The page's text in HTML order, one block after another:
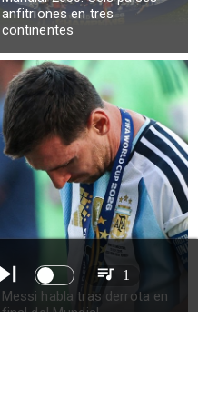
anfitriones en tres
continentes
Messi habla tras derrota en
final del Mundial
1